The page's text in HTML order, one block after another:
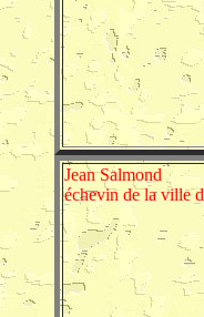
Jean Salmond
échevin de la ville